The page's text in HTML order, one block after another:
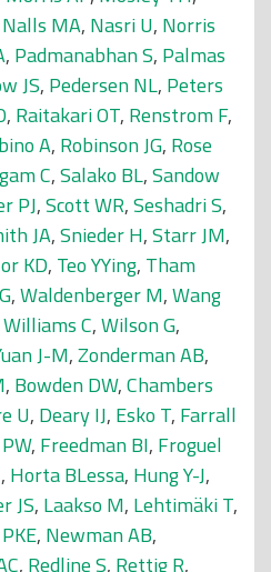
Nalls MA, Nasri U, Norris
, Padmanabhan S, Palmas
JS, Pedersen NL, Peters
, Raitakari OT, Renstrom F,
A, Robinson JG, Rose
C,Salako BL,Sandow
PJ,Scott WR,Seshadri S,
JA,Snieder H,Starr JM,
KD, Teo YYing, Tham
,Waldenberger M,Wang
Williams C,Wilson G,
J-M,Zonderman AB,
, Bowden DW,Chambers
U, Deary IJ, Esko T, Farrall
, Freedman BI, Froguel
, Horta BLessa, Hung Y-J,
JS, Laakso M, Lehtimäki T,
, Newman AB,
, Redline S, Rettig R,